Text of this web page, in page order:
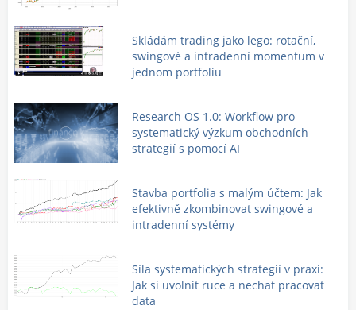
Skládám trading jako lego: rotační,
swingové a intradenní momentum v
jednom portfoliu
Research OS 1.0: Workflow pro
systematický výzkum obchodních
strategií s pomocí AI
Stavba portfolia s malým účtem: Jak
efektivně zkombinovat swingové a
intradenní systémy
Síla systematických strategií v praxi:
Jak si uvolnit ruce a nechat pracovat
data